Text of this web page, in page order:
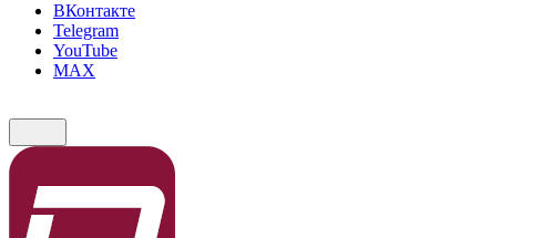
ВКонтакте
Telegram
YouTube
MAX